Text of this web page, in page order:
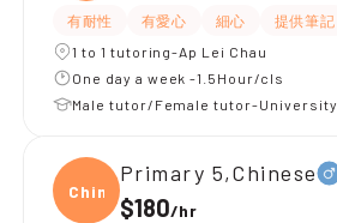
有耐性 有愛心 細心 提供筆記
1 to 1 tutoring-Ap Lei Chau
One day a week -1.5Hour/cls
Male tutor/Female tutor-University
Chine
Primary 5,Chinese
$180/hr